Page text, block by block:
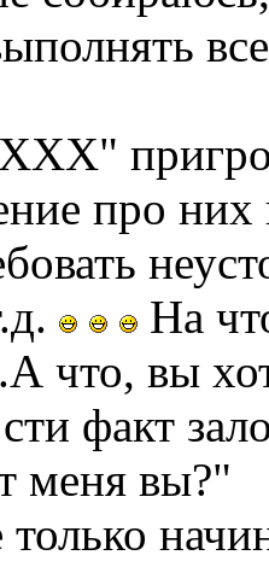
про
На
что, вы
факт
меня вы?"